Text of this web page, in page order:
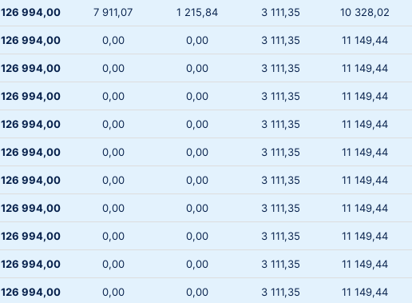
126 994,00 7 911,07 1 215,84 3 111,35 10 328,02
126 994,00 0,00 0,00 3 111,35 11 149,44
126 994,00 0,00 0,00 3 111,35 11 149,44
126 994,00 0,00 0,00 3 111,35 11 149,44
126 994,00 0,00 0,00 3 111,35 11 149,44
126 994,00 0,00 0,00 3 111,35 11 149,44
126 994,00 0,00 0,00 3 111,35 11 149,44
126 994,00 0,00 0,00 3 111,35 11 149,44
126 994,00 0,00 0,00 3 111,35 11 149,44
126 994,00 0,00 0,00 3 111,35 11 149,44
126 994,00 0,00 0,00 3 111,35 11 149,44